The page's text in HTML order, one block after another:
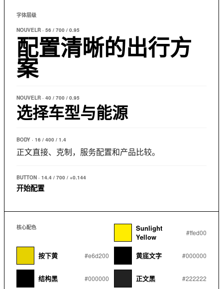
字体层级
NOUVELR · 56 / 700 / 0.95
配置清晰的出行方
案
NOUVELR · 40 / 700 / 0.95
选择车型与能源
BODY · 16 / 400 / 1.4
正文直接、克制，服务配置和产品比较。
BUTTON · 14.4 / 700 / +0.144
开始配置
核心配色
Sunlight
Yellow
#ffed00
按下黄 #e6d200 黄底文字 #000000
结构黑 #000000 正文黑 #222222